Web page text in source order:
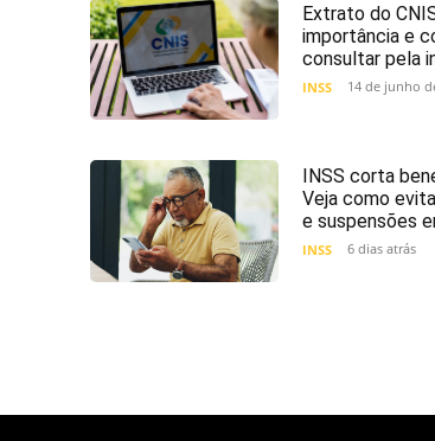
Extrato do
importância e
consultar pela
INSS 14 de junho
INSS corta
Veja como
e suspensões
INSS 6 dias atrás